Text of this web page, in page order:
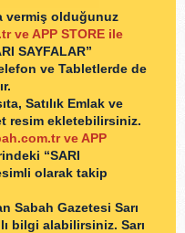
vermiş olduğunuz
ve APP STORE ile
SAYFALAR”
ve Tabletlerde de
Satılık Emlak ve
resim ekletebilirsiniz.
ve APP
“SARI
olarak takip
Sabah Gazetesi Sarı
bilgi alabilirsiniz. Sarı